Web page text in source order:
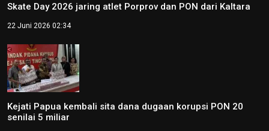
Skate Day 2026 jaring atlet Porprov dan PON dari Kaltara
22 Juni 2026 02:34
Kejati Papua kembali sita dana dugaan korupsi PON 20
senilai 5 miliar